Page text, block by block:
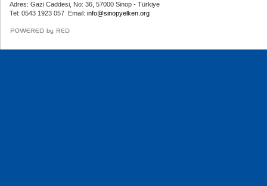
Adres: Gazi Caddesi, No: 36, 57000 Sinop - Türkiye
Tel: 0543 1923 057 Email: info@sinopyelken.org